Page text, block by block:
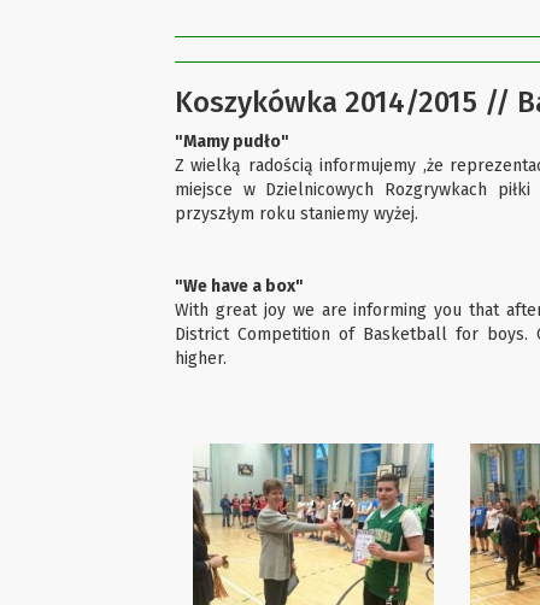
Koszykówka 2014/2015 //
"Mamy pudło"
Z wielką radością informujemy ,że
miejsce w Dzielnicowych Rozgrywkach
przyszłym roku staniemy wyżej.
"We have a box"
With great joy we are informing you that
District Competition of Basketball for boys.
higher.